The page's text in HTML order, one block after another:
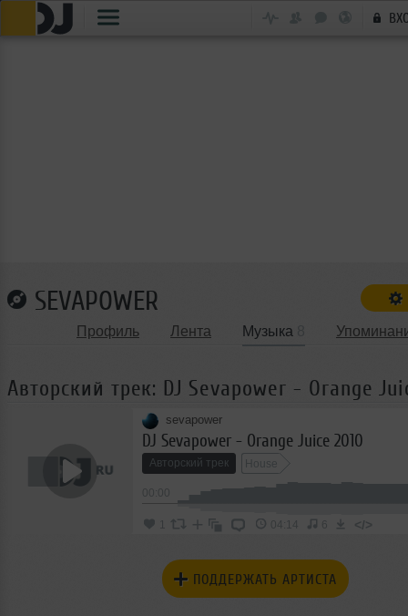
SEVAPOWER
Профиль Лента Музыка
Авторский трек: DJ Sevapower - Orange
sevapower
DJ Sevapower - Orange Juice 2010
Авторский трек House
6 </>
ПОДДЕРЖАТЬ АРТИСТА